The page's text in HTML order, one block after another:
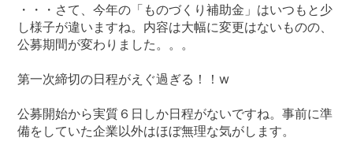
・・・さて、今年の「ものづくり補助金」はいつもと少
し様子が違いますね。内容は大幅に変更はないものの、
公募期間が変わりました。。。
第一次締切の日程がえぐ過ぎる！！w
公募開始から実質６日しか日程がないですね。事前に準
備をしていた企業以外はほぼ無理な気がします。